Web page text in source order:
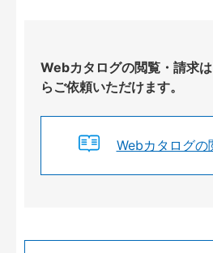
Webカタログの閲覧・請求
らご依頼いただけます。
Webカタログの